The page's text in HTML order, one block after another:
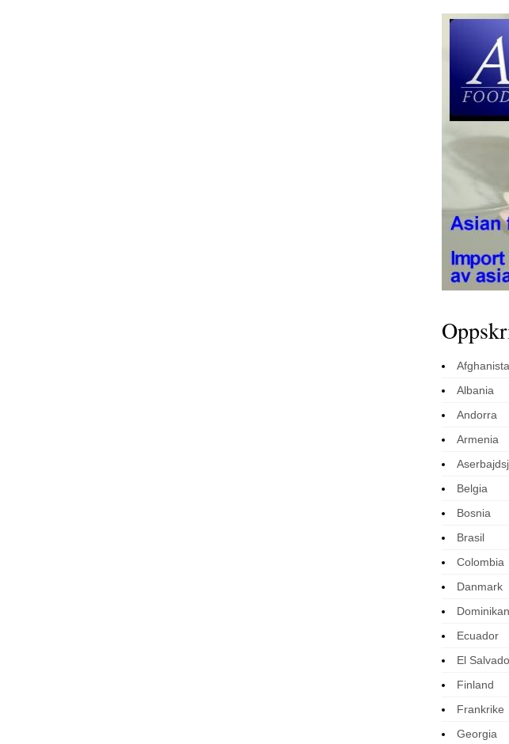
Albania
Andorra
Armenia
Belgia
Bosnia
Brasil
Colombia
Danmark
Ecuador
El
Finland
Frankrike
Georgia